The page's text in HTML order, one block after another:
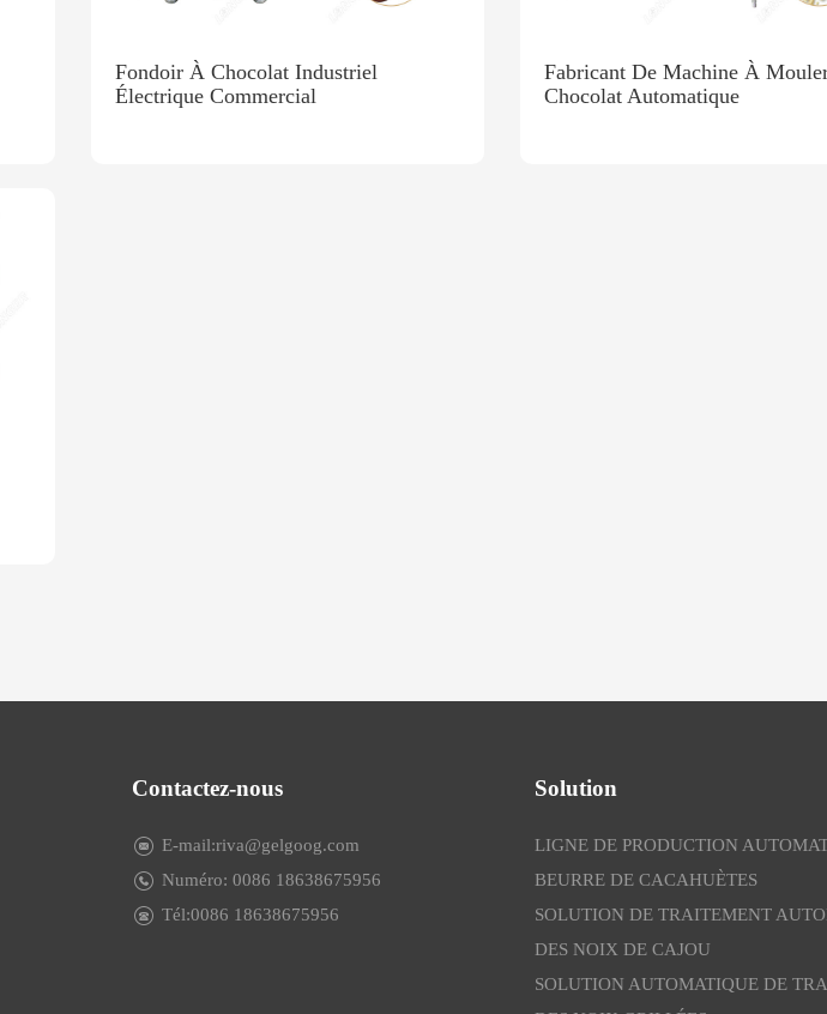
Fondoir À Chocolat Industriel
Électrique Commercial
Fabricant De Machine À
Chocolat Automatique
Contactez-nous
E-mail:riva@gelgoog.com
Numéro: 0086 18638675956
Tél:0086 18638675956
Solution
LIGNE DE PRODUCTION
BEURRE DE CACAHUÈTES
SOLUTION DE TRAITEMENT
DES NOIX DE CAJOU
SOLUTION AUTOMATIQUE DE